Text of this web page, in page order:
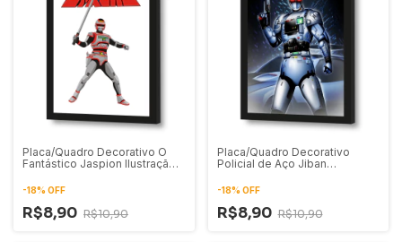
Placa/Quadro Decorativo O
Fantástico Jaspion Ilustração
-18% OFF
R$8,90 R$10,90
Placa/Quadro Decorativo
Policial de Aço Jiban
-18% OFF
R$8,90 R$10,90